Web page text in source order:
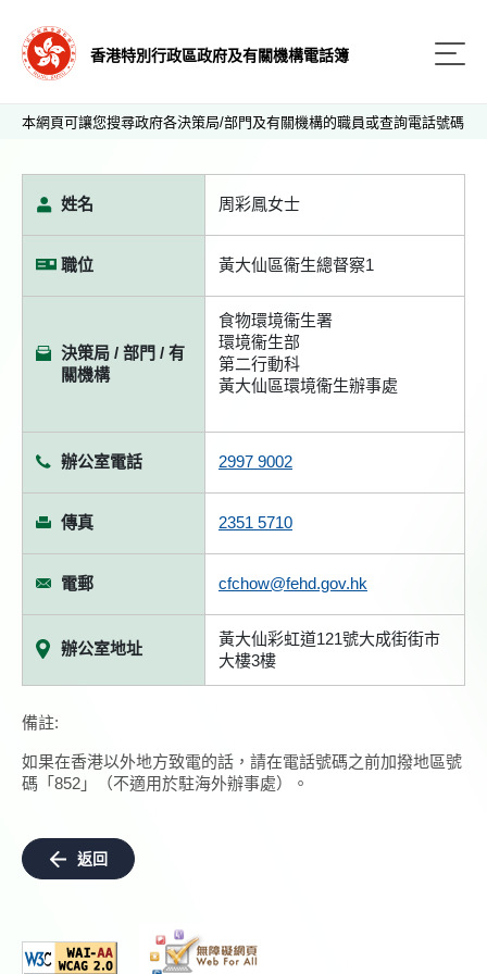
香港特別行政區政府及有關機構電話簿
本網頁可讓您搜尋政府各決策局/部門及有關機構的職員或查詢電話號碼
姓名 周彩鳳女士
職位 黃大仙區衞生總督察1
決策局 / 部門 / 有
關機構
食物環境衞生署
環境衞生部
第二行動科
黃大仙區環境衞生辦事處
辦公室電話 2997 9002
傳真 2351 5710
電郵 cfchow@fehd.gov.hk
辦公室地址
黃大仙彩虹道121號大成街街市
大樓3樓
備註:
如果在香港以外地方致電的話，請在電話號碼之前加撥地區號
碼「852」（不適用於駐海外辦事處）。
返回